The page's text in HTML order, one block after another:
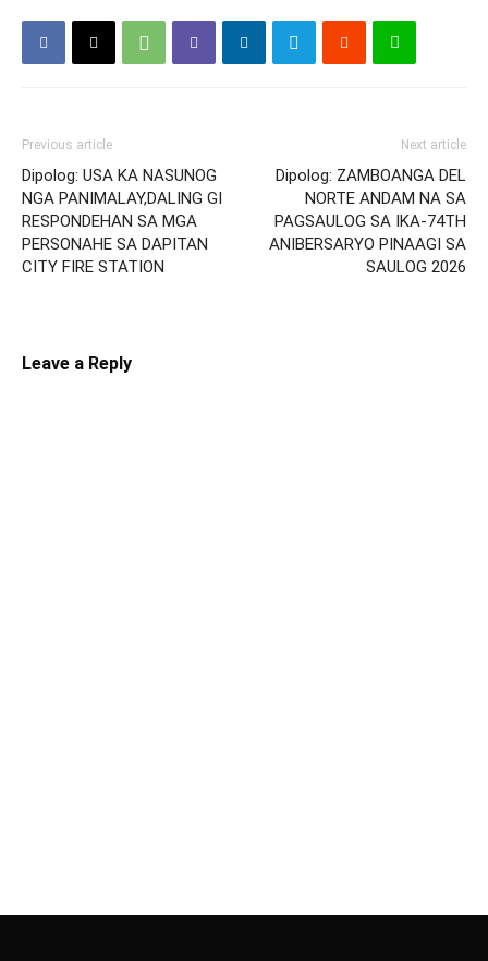
Previous article
Dipolog: USA KA NASUNOG
NGA PANIMALAY,DALING GI
RESPONDEHAN SA MGA
PERSONAHE SA DAPITAN
CITY FIRE STATION
Next article
Dipolog: ZAMBOANGA DEL
NORTE ANDAM NA SA
PAGSAULOG SA IKA-74TH
ANIBERSARYO PINAAGI SA
SAULOG 2026
Leave a Reply